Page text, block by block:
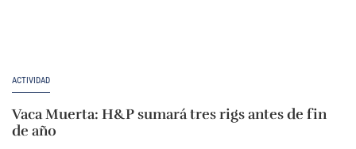
ACTIVIDAD
Vaca Muerta: H&P sumará tres rigs antes de fin
de año